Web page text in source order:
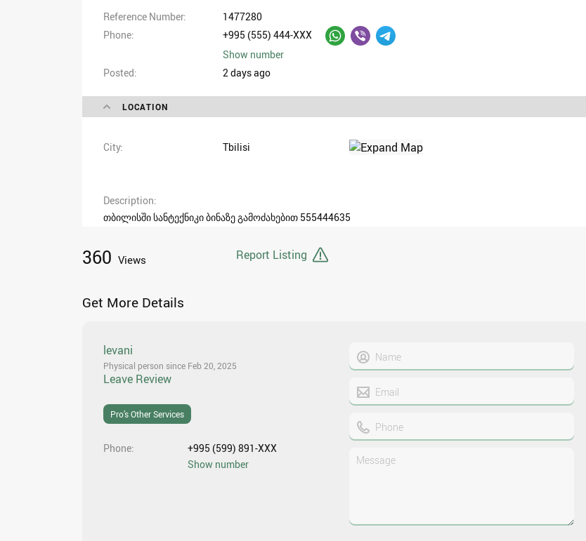
Reference Number
1477280
Phone
+995 (555) 444-XXX
Show number
Posted
2 days ago
LOCATION
City Tbilisi
Description
თბილისში სანტექნიკი ბინაზე გამოძახებით 555444635
Report Listing
360 Views
Get More Details
levani
Physical person since Feb 20, 2025
Leave Review
Pro’s Other Services
Phone
+995 (599) 891-XXX
Show number